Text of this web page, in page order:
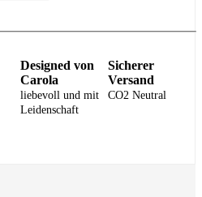
Designed von
Carola
liebevoll und mit
Leidenschaft
Sicherer
Versand
CO2 Neutral